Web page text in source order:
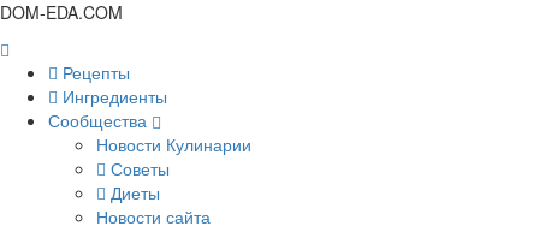
DOM-EDA.COM
Рецепты
Ингредиенты
Сообщества
Новости Кулинарии
Советы
Диеты
Новости сайта